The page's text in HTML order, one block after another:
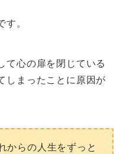
。
て心の扉を閉じている
しまったことに原因が
からの人生をずっと